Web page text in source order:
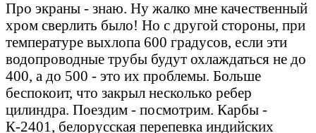
Про экраны - знаю. Ну жалко мне качественный
хром сверлить было! Но с другой стороны, при
температуре выхлопа 600 градусов, если эти
водопроводные трубы будут охлаждаться не до
400, а до 500 - это их проблемы. Больше
беспокоит, что закрыл несколько ребер
цилиндра. Поездим - посмотрим. Карбы -
К-2401, белорусская перепевка индийских